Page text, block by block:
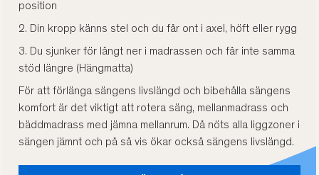
position
2. Din kropp känns stel och du får ont i axel, höft eller rygg
3. Du sjunker för långt ner i madrassen och får inte samma
stöd längre (Hängmatta)
För att förlänga sängens livslängd och bibehålla sängens
komfort är det viktigt att rotera säng, mellanmadrass och
bäddmadrass med jämna mellanrum. Då nöts alla liggzoner i
sängen jämnt och på så vis ökar också sängens livslängd.